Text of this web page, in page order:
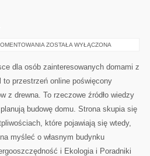
WNĘTRZA
ZOSTAŁA WYŁĄCZONA
dla osób zainteresowanych domami z
to przestrzeń online poświęcony
z drewna. To rzeczowe źródło wiedzy
budowę domu. Strona skupia się
które pojawiają się wtedy,
myśleć o własnym budynku
i Ekologia i Poradniki